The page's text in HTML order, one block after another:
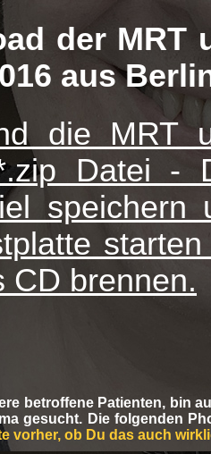
der MRT
aus
die MRT
Datei -
speichern
CD brennen.
betroffene Patienten, bin
gesucht. Die folgenden
vorher, ob Du das auch